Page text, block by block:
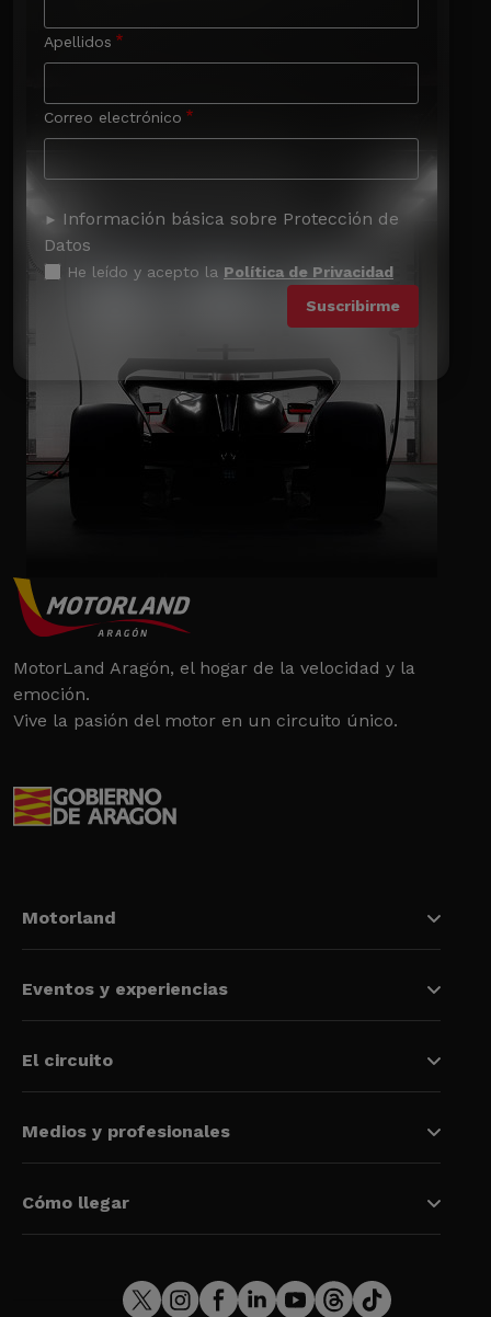
Apellidos
Correo electrónico
Información básica sobre Protección de
Datos
He leído y acepto la Política de Privacidad
MotorLand Aragón, el hogar de la velocidad y la
emoción.
Vive la pasión del motor en un circuito único.
Motorland
Eventos y experiencias
El circuito
Medios y profesionales
Cómo llegar